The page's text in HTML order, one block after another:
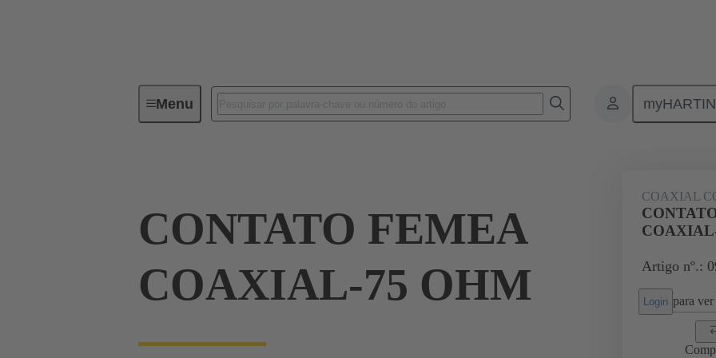
MenuDevice connectivity Produtos Motherboard to
CONTATO FEMEA
COAXIAL-75 OHM
COAXIAL
Artigo nº.:
Login para